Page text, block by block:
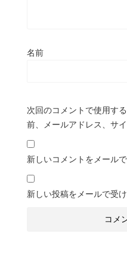
名前
次回のコメントで使用す
前、メールアドレス、サイ
新しいコメントをメール
新しい投稿をメールで受